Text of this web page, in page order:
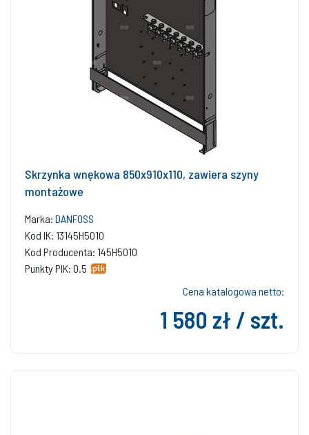
Skrzynka wnękowa 850x910x110, zawiera szyny
montażowe
Marka: DANFOSS
Kod IK: 13145H5010
Kod Producenta: 145H5010
Punkty PIK: 0.5
Cena katalogowa netto:
1 580 zł / szt.